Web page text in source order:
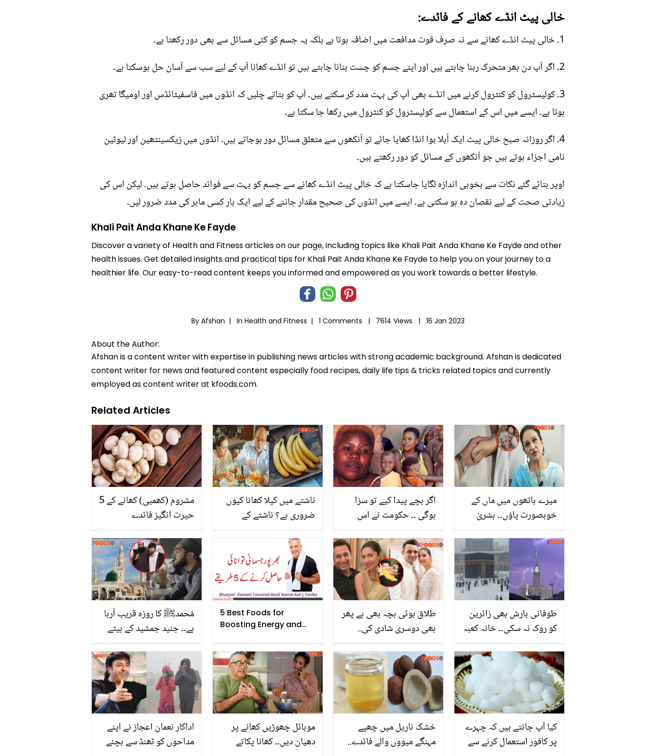
خالی پیٹ انڈے کھانے کے فائدے:
1۔ خالی پیٹ انڈے کھانے سے نہ صرف قوت مدافعت میں اضافہ ہوتا ہے بلکہ یہ جسم کو کئی مسائل سے بھی دور رکھتا ہے۔
2۔ اگر آپ دن بھر متحرک رہنا چاہتے ہیں اور اپنے جسم کو چست بنانا چاہتے ہیں تو انڈے کھانا آپ کے لیے سب سے آسان حل ہوسکتا ہے۔
3۔ کولیسٹرول کو کنٹرول کرنے میں انڈے بھی آپ کی بہت مدد کر سکتے ہیں۔ آپ کو بتاتے چلیں کہ انڈوں میں فاسفیٹائڈس اور اومیگا تھری
ہوتا ہے۔ ایسے میں اس کے استعمال سے کولیسٹرول کو کنٹرول میں رکھا جا سکتا ہے۔
4۔ اگر روزانہ صبح خالی پیٹ ایک اُبلا ہوا انڈا کھایا جائے تو آنکھوں سے متعلق مسائل دور ہوجاتے ہیں۔ انڈوں میں زیکسینتھین اور لیوٹین
نامی اجزاء ہوتے ہیں جو آنکھوں کے مسائل کو دور رکھتے ہیں۔
اوپر بتائے گئے نکات سے بخوبی اندازہ لگایا جاسکتا ہے کہ خالی پیٹ انڈے کھانے سے جسم کو بہت سے فوائد حاصل ہوتے ہیں۔ لیکن اس کی
زیادتی صحت کے لیے نقصان دہ ہو سکتی ہے۔ ایسے میں انڈوں کی صحیح مقدار جاننے کے لیے ایک بار کسی ماہر کی مدد ضرور لیں۔
Khali Pait Anda Khane Ke Fayde
Discover a variety of Health and Fitness articles on our page, including topics like Khali Pait Anda Khane Ke Fayde and other
health issues. Get detailed insights and practical tips for Khali Pait Anda Khane Ke Fayde to help you on your journey to a
healthier life. Our easy-to-read content keeps you informed and empowered as you work towards a better lifestyle.
By Afshan | In Health and Fitness | 1 Comments | 7614 Views | 16 Jan 2023
About the Author:
Afshan is a content writer with expertise in publishing news articles with strong academic background. Afshan is dedicated
content writer for news and featured content especially food recipes, daily life tips & tricks related topics and currently
employed as content writer at kfoods.com.
Related Articles
مشروم (کھمبی) کھانے کے 5
حیرت انگیز فائدے
ناشتے میں کیلا کھانا کیوں
ضروری ہے؟ ناشتے کے
ضروری ہدایات
اگر بچے پیدا کیے تو سزا
ہوگی ۔۔ حکومت نے اس
پابندی کیوں لگائی؟ جانیے
میرے ہاتھوں میں ماں کے
خوبصورت پاؤں۔۔ بشریٰ
غمگین ہوئے بغیر نہ رہ سکے
مُحمدﷺ کا روزہ قریب آرہا
ہے۔۔ جنید جمشید کے بیٹے
خوبصورت نعت پڑھتے ہوئے
ویڈیو وائرل
5 Best Foods for
Boosting Energy and
طلاق ہوئی بچہ بھی ہے پھر
بھی دوسری شادی کی..
اور بیوہ عورتوں کے لئے
مثال بن گئیں
طوفانی بارش بھی زائرین
کو روک نہ سکی۔۔ خانہ کعبہ
ٹاور پر بجلی گرنے کی
ویڈیوز وائرل
اداکار نعمان اعجاز نے اپنے
مداحوں کو ٹھنڈ سے بچنے
موبائل چھوڑیں کھانے پر
دھیان دیں۔۔ کھانا پکاتے
خشک ناریل میں چھپے
مہنگے میووں والے فائدے..
کیا آپ جانتے ہیں کہ چہرے
پر کافور استعمال کرنے سے